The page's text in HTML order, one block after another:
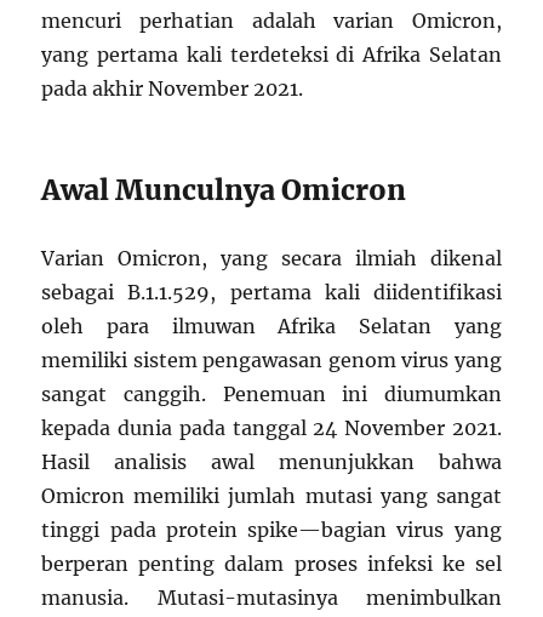
mencuri perhatian adalah varian Omicron,
yang pertama kali terdeteksi di Afrika Selatan
pada akhir November 2021.
Awal Munculnya Omicron
Varian Omicron, yang secara ilmiah dikenal
sebagai B.1.1.529, pertama kali diidentifikasi
oleh para ilmuwan Afrika Selatan yang
memiliki sistem pengawasan genom virus yang
sangat canggih. Penemuan ini diumumkan
kepada dunia pada tanggal 24 November 2021.
Hasil analisis awal menunjukkan bahwa
Omicron memiliki jumlah mutasi yang sangat
tinggi pada protein spike—bagian virus yang
berperan penting dalam proses infeksi ke sel
manusia. Mutasi-mutasinya menimbulkan